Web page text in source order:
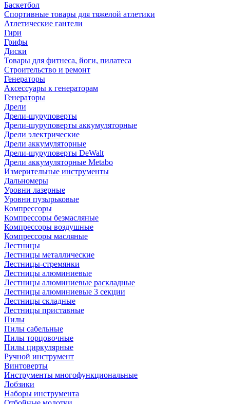
Баскетбол
Спортивные товары для тяжелой атлетики
Атлетические гантели
Гири
Грифы
Диски
Товары для фитнеса, йоги, пилатеса
Строительство и ремонт
Генераторы
Аксессуары к генераторам
Генераторы
Дрели
Дрели-шуруповерты
Дрели-шуруповерты аккумуляторные
Дрели электрические
Дрели аккумуляторные
Дрели-шуруповерты DeWalt
Дрели аккумуляторные Metabo
Измерительные инструменты
Дальномеры
Уровни лазерные
Уровни пузырьковые
Компрессоры
Компрессоры безмасляные
Компрессоры воздушные
Компрессоры масляные
Лестницы
Лестницы металлические
Лестницы-стремянки
Лестницы алюминиевые
Лестницы алюминиевые раскладные
Лестницы алюминиевые 3 секции
Лестницы складные
Лестницы приставные
Пилы
Пилы сабельные
Пилы торцовочные
Пилы циркулярные
Ручной инструмент
Винтоверты
Инструменты многофункциональные
Лобзики
Наборы инструмента